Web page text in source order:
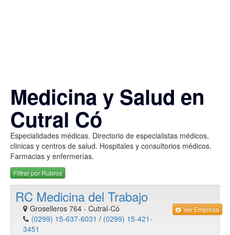
Medicina y Salud en
Cutral Có
Especialidades médicas. Directorio de especialistas médicos,
clinicas y centros de salud. Hospitales y consultorios médicos.
Farmacias y enfermerías.
Filtrar por Rubros
RC Medicina del Trabajo
Groselleros 764 - Cutral-Có
(0299) 15-637-6031 / (0299) 15-421-
3451
Ver Empresa